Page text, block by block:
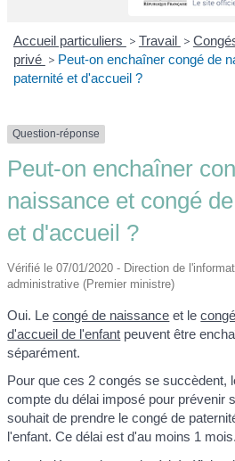
Accueil particuliers > Travail >
privé > Peut-on enchaîner congé de
paternité et d'accueil ?
Question-réponse
Peut-on enchaîner
naissance et congé
et d'accueil ?
Vérifié le 07/01/2020 - Direction de
administrative (Premier ministre)
Oui. Lecongé de naissance et le
d'accueil de l'enfant peuvent être
séparément.
Pour que ces 2 congés se succèdent,
compte du délai imposé pour prévenir
souhait de prendre le congé de
l'enfant. Ce délai est d'au moins 1 mois.